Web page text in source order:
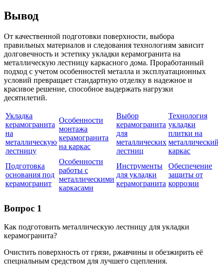
Вывод
От качественной подготовки поверхности, выбора
правильных материалов и следования технологиям зависит
долговечность и эстетику укладки керамогранита на
металлическую лестницу каркасного дома. Проработанный
подход с учетом особенностей металла и эксплуатационных
условий превращает стандартную отделку в надежное и
красивое решение, способное выдержать нагрузки
десятилетий.
Укладка
керамогранита
на
металлическую
лестницу
Особенности
монтажа
керамогранита
на каркас
Выбор
керамогранита
для
металлических
лестниц
Технология
укладки
плитки на
каркас
Подготовка
основания под
керамогранит
Особенности
работы с
металлическими
каркасами
Инструменты
для укладки
керамогранита
Обеспечение
защиты от
коррозии
Вопрос 1
Как подготовить металлическую лестницу для укладки
керамогранита?
Очистить поверхность от грязи, ржавчины и обезжирить её
специальным средством для лучшего сцепления.